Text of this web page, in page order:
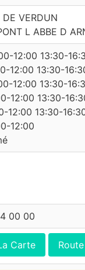
VERDUN
L ABBE D
12:00 13:30-
12:00 13:30-
12:00 13:30-
12:00 13:30-
12:00 13:30-
12:00
00 00
Carte Route